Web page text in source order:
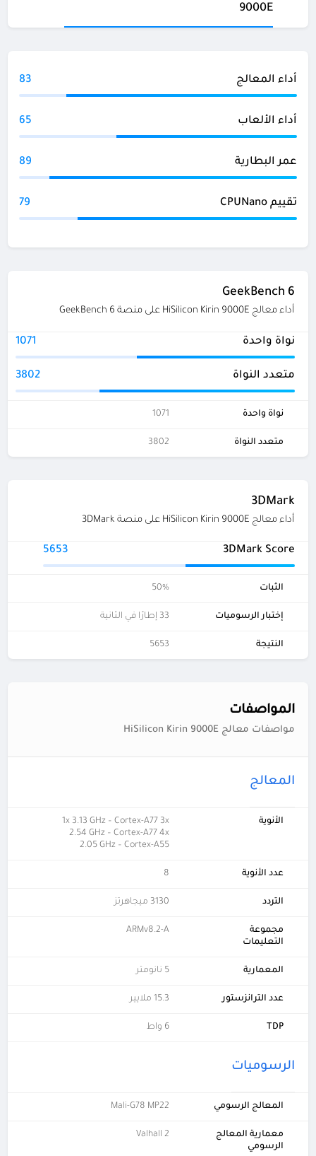
9000E
أداء المعالج 83
أداء الألعاب 65
عمر البطارية 89
تقييم CPUNano 79
GeekBench 6
أداء معالج HiSilicon Kirin 9000E على منصة GeekBench 6
نواة واحدة 1071
متعدد النواة 3802
نواة واحدة 1071
متعدد النواة 3802
3DMark
أداء معالج HiSilicon Kirin 9000E على منصة 3DMark
3DMark Score
5653
الثبات 50%
إختبار الرسوميات 33 إطارًا في الثانية
النتيجة 5653
المواصفات
مواصفات معالج HiSilicon Kirin 9000E
المعالج
الأنوية
1x 3.13 GHz – Cortex-A77 3x
2.54 GHz – Cortex-A77 4x
2.05 GHz – Cortex-A55
عدد الأنوية 8
التردد 3130 ميجاهرتز
مجموعة
التعليمات
ARMv8.2-A
المعمارية 5 نانومتر
عدد الترانزستور 15.3 ملايير
TDP 6 واط
الرسوميات
المعالج الرسومي Mali-G78 MP22
معمارية المعالج
الرسومي
Valhall 2